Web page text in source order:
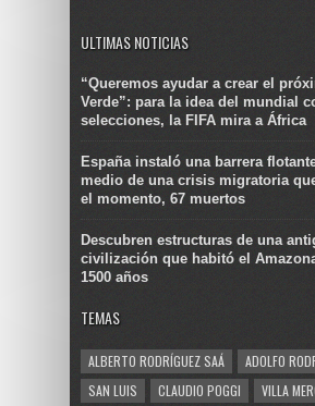
ULTIMAS NOTICIAS
“Queremos ayudar a crear el
Verde”: para la idea del mundial
selecciones, la FIFA mira a África
España instaló una barrera
medio de una crisis migratoria
el momento, 67 muertos
Descubren estructuras de una
civilización que habitó el
1500 años
TEMAS
ALBERTO RODRÍGUEZ SAÁ
ADOLFO
SAN LUIS
CLAUDIO POGGI
VILLA